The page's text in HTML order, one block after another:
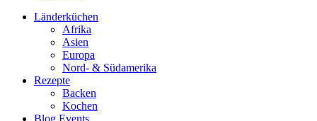
Länderküchen
Afrika
Asien
Europa
Nord- & Südamerika
Rezepte
Backen
Kochen